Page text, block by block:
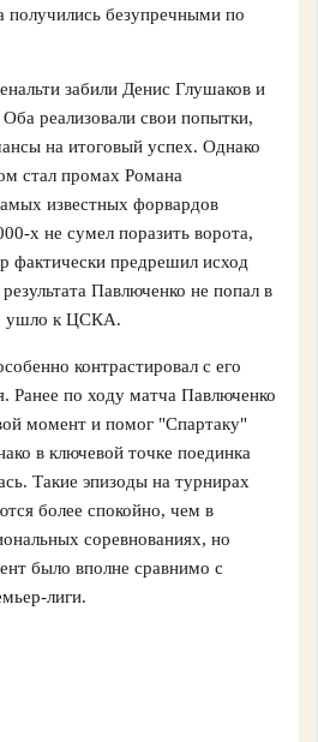
получились безупречными по
забили Денис Глушаков и
реализовали свои попытки,
на итоговый успех. Однако
стал промах Романа
известных форвардов
х не сумел поразить ворота,
фактически предрешил исход
Павлюченко не попал в
ушло к ЦСКА.
контрастировал с его
Ранее по ходу матча Павлюченко
момент и помог "Спартаку"
в ключевой точке поединка
Такие эпизоды на турнирах
более спокойно, чем в
соревнованиях, но
было вполне сравнимо с
лиги.